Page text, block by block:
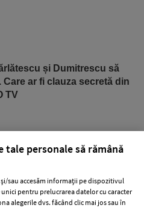
și Dumitrescu să
ar fi clauza secretă din
TV
tale personale să rămână
sau accesăm informații pe dispozitivul
pentru prelucrarea datelor cu caracter
alegerile dvs. făcând clic mai jos sau în